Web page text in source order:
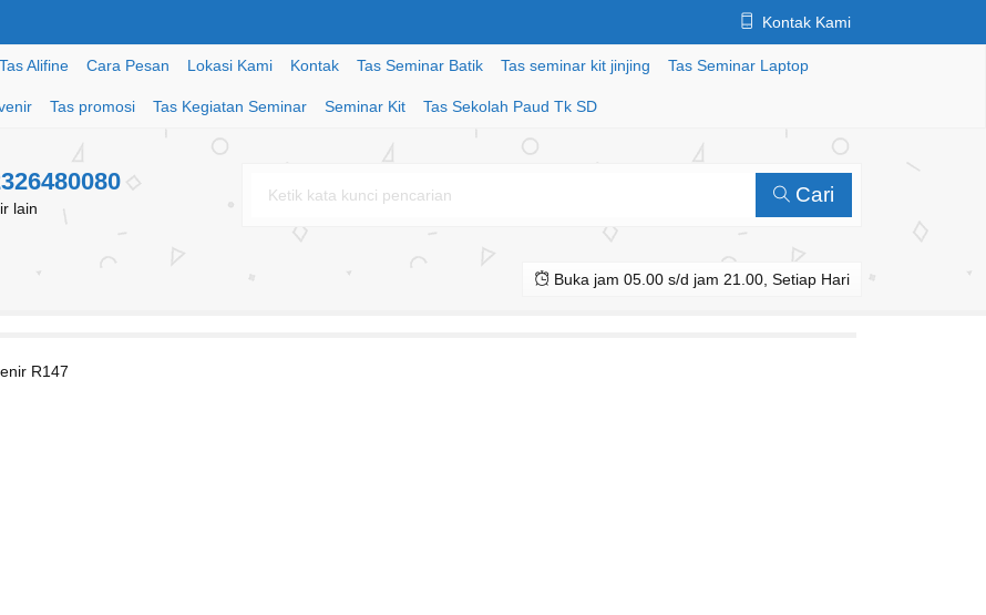
Kontak Kami
Alifine Cara Pesan Lokasi Kami Kontak Tas Seminar Batik Tas seminar kit jinjing Tas Seminar Laptop
Tas promosi Tas Kegiatan Seminar Seminar Kit Tas Sekolah Paud Tk SD
lain
Cari
Buka jam 05.00 s/d jam 21.00, Setiap Hari
R147